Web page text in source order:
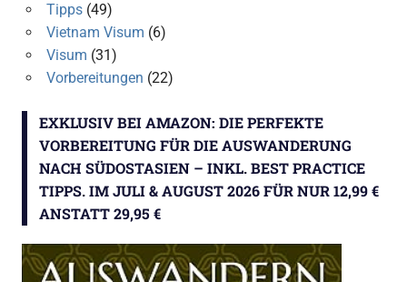
Tipps(49)
Vietnam Visum (6)
Visum (31)
Vorbereitungen (22)
EXKLUSIV BEI AMAZON: DIE PERFEKTE
VORBEREITUNG FÜR DIE AUSWANDERUNG
NACH SÜDOSTASIEN – INKL. BEST PRACTICE
TIPPS. IM JULI & AUGUST 2026 FÜR NUR 12,99 €
ANSTATT 29,95 €